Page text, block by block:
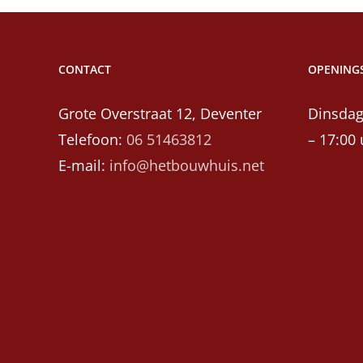
CONTACT
Grote Overstraat 12, Deventer
Telefoon: 06 51463812
E-mail: info@hetbouwhuis.net
– 17:00